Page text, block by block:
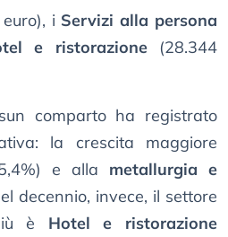
i Servizi alla persona
e ristorazione(28.344
comparto ha registrato
la crescita maggiore
e alla metallurgia e
decennio, invece, il settore
è Hotel e ristorazione